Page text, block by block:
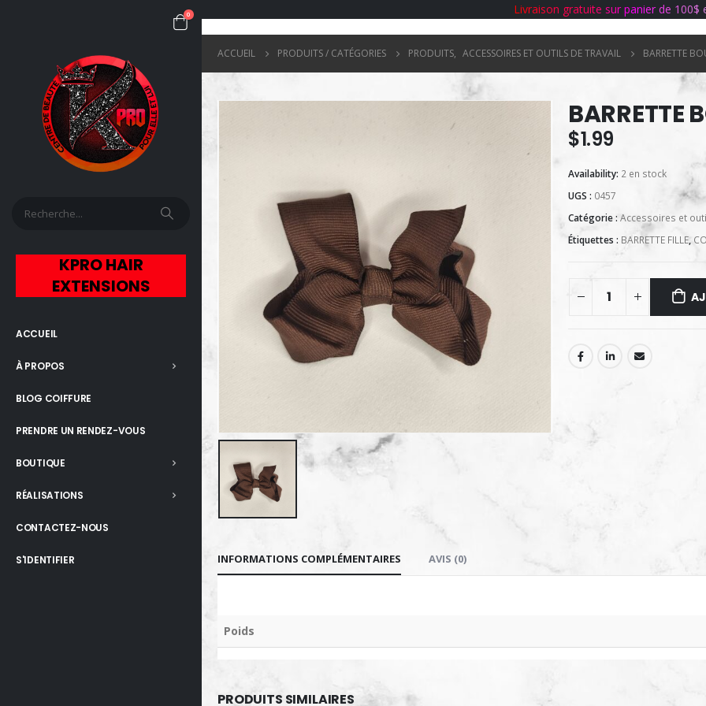
0
KPRO HAIR
EXTENSIONS
ACCUEIL
À PROPOS
BLOG COIFFURE
PRENDRE UN RENDEZ-VOUS
BOUTIQUE
RÉALISATIONS
CONTACTEZ-NOUS
S'IDENTIFIER
Livraison gratuite sur panier de 100$
ACCUEIL PRODUITS / CATÉGORIES PRODUITS, ACCESSOIRES ET OUTILS DE TRAVAIL BARRETTE
BARRETTE
$1.99
Availability: 2 en stock
UGS : 0457
Catégorie : Accessoires et
Étiquettes : BARRETTE FILLE,
INFORMATIONS COMPLÉMENTAIRES AVIS (0)
Poids
PRODUITS SIMILAIRES